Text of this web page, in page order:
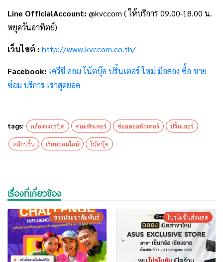
Line OfficialAccount: @kvccom ( ให้บริการ 09.00-18.00 น.
หยุดวันอาทิตย์)
เว็บไซต์ : http://www.kvccom.co.th/
Facebook: เควีซี คอม โน้ตบุ๊ค ปริ้นเตอร์ ใหม่ มือสอง ซื้อ ขาย
ซ่อม บริการ เราสุดยอด
tags: กล้องวงจรปิด คอมพิวเตอร์ ซ่อมคอมพิวเตอร์ ปริ้นเตอร์
หมึกปริ้น เรียนออนไลน์ โน้ตบุ๊ค
เรื่องที่เกี่ยวข้อง
ข่าวประชาสัมพันธ์ โปรโมชั่นส่วนลด